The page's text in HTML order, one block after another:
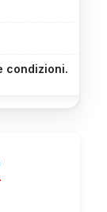
condizioni.